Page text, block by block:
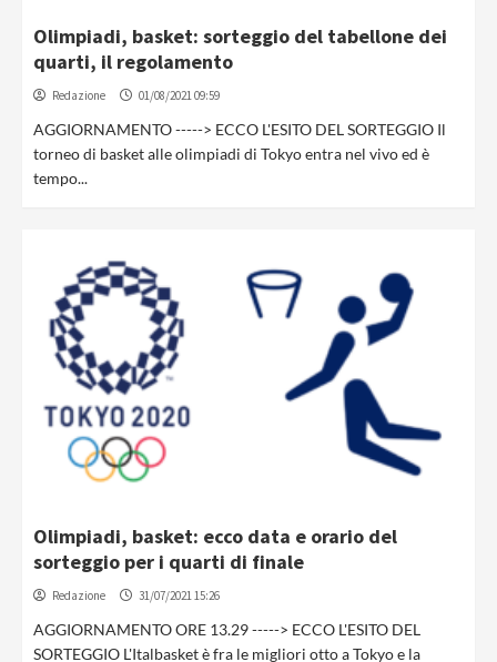
Olimpiadi, basket: sorteggio del tabellone dei
quarti, il regolamento
Redazione 01/08/2021 09:59
AGGIORNAMENTO -----> ECCO L'ESITO DEL SORTEGGIO Il
torneo di basket alle olimpiadi di Tokyo entra nel vivo ed è
tempo...
Olimpiadi, basket: ecco data e orario del
sorteggio per i quarti di finale
Redazione 31/07/2021 15:26
AGGIORNAMENTO ORE 13.29 -----> ECCO L'ESITO DEL
SORTEGGIO L'Italbasket è fra le migliori otto a Tokyo e la